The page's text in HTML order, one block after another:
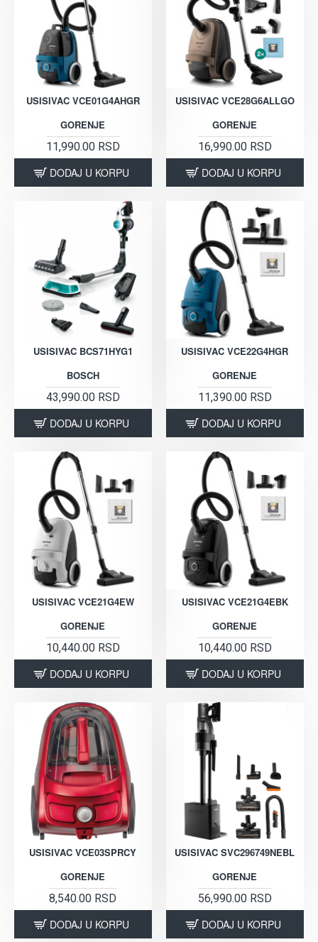
USISIVAC VCE01G4AHGR
GORENJE
11,990.00 RSD
DODAJ U KORPU
USISIVAC VCE28G6ALLGO
GORENJE
16,990.00 RSD
DODAJ U KORPU
USISIVAC BCS71HYG1
BOSCH
43,990.00 RSD
DODAJ U KORPU
USISIVAC VCE22G4HGR
GORENJE
11,390.00 RSD
DODAJ U KORPU
USISIVAC VCE21G4EW
GORENJE
10,440.00 RSD
DODAJ U KORPU
USISIVAC VCE21G4EBK
GORENJE
10,440.00 RSD
DODAJ U KORPU
USISIVAC VCE03SPRCY
GORENJE
8,540.00 RSD
DODAJ U KORPU
USISIVAC SVC296749NEBL
GORENJE
56,990.00 RSD
DODAJ U KORPU